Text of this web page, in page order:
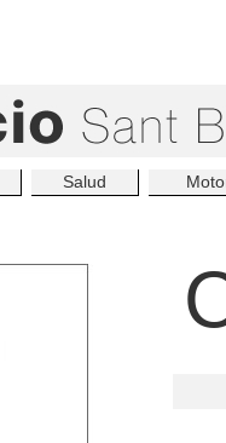
Salud